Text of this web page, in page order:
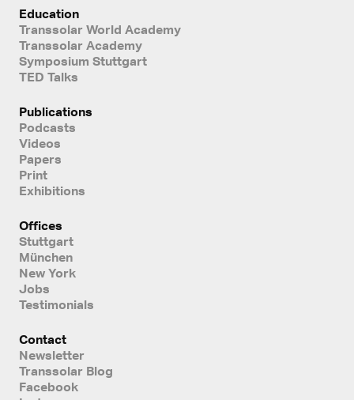
Education
Transsolar World Academy
Transsolar Academy
Symposium Stuttgart
TED Talks
Publications
Podcasts
Videos
Papers
Print
Exhibitions
Offices
Stuttgart
München
New York
Jobs
Testimonials
Contact
Newsletter
Transsolar Blog
Facebook